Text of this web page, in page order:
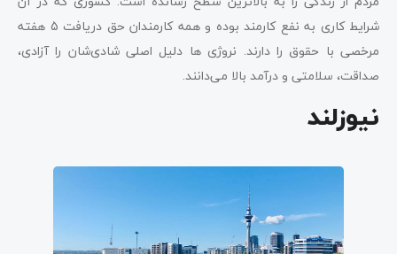
شرایط کاری به نفع کارمند بوده و همه کارمندان حق دریافت 5 هفته
مرخصی با حقوق را دارند. نروژی ها دلیل اصلی شادی‌شان را آزادی،
صداقت، سلامتی و درآمد بالا می‌دانند.
نیوزلند